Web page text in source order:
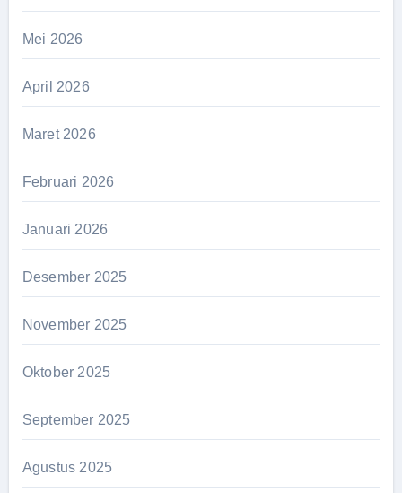
Mei 2026
April 2026
Maret 2026
Februari 2026
Januari 2026
Desember 2025
November 2025
Oktober 2025
September 2025
Agustus 2025